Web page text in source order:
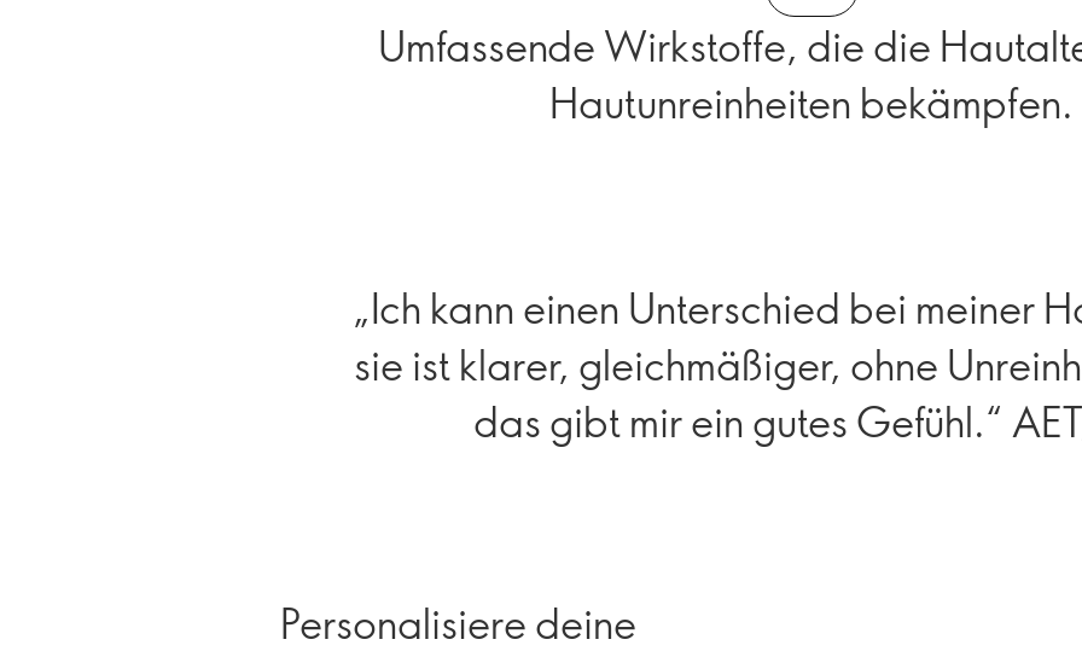
Umfassende Wirkstoffe, die die
Hautunreinheiten bekämpfen.
„Ich kann einen Unterschied bei meiner
sie ist klarer, gleichmäßiger, ohne
das gibt mir ein gutes Gefühl.“
Personalisiere deine